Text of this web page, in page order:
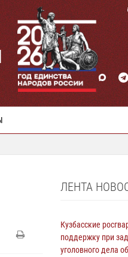
ЛЕНТА
Кузбасские
поддержку при
уголовного дела